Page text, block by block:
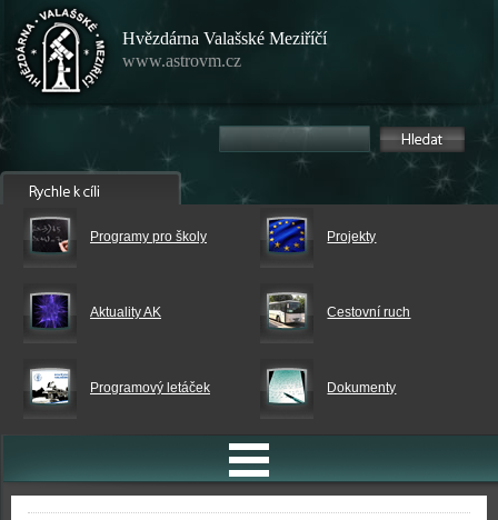
Hvězdárna Valašské Meziříčí
www.astrovm.cz
Programy pro školy Projekty
Aktuality AK Cestovní ruch
Programový letáček Dokumenty